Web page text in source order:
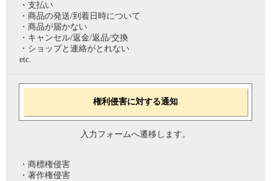
・支払い
・商品の発送/到着日時について
・商品が届かない
・キャンセル/返金/返品/交換
・ショップと連絡がとれない
etc.
権利侵害に対する通知
入力フォームへ遷移します。
・商標権侵害
・著作権侵害